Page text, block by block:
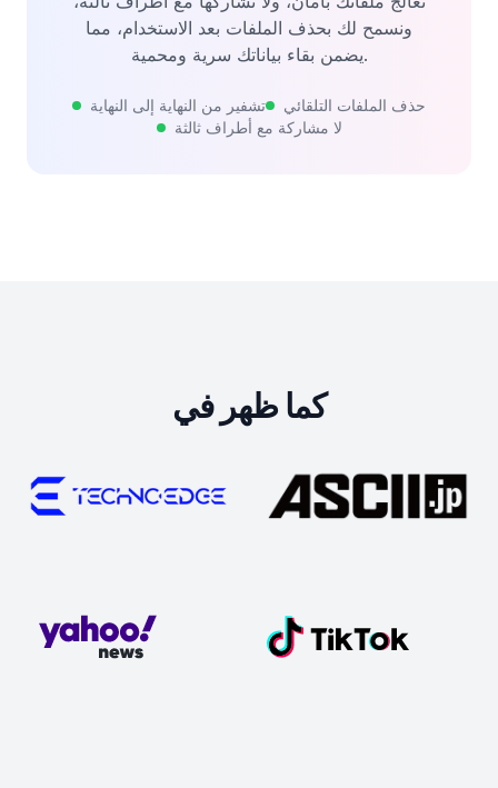
ونسمح لك بحذف الملفات بعد الاستخدام، مما
يضمن بقاء بياناتك سرية ومحمية.
تشفير من النهاية إلى النهاية
حذف الملفات التلقائي
لا مشاركة مع أطراف ثالثة
كما ظهر في